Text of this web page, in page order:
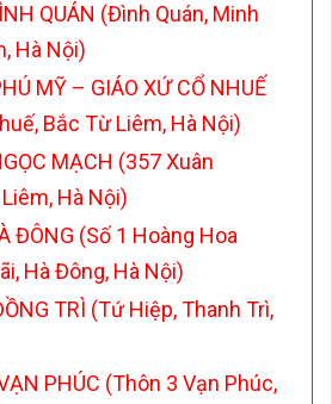
QUÁN (Đình Quán, Minh
Hà Nội)
MỸ – GIÁO XỨ CỔ NHUẾ
Bắc Từ Liêm, Hà Nội)
MẠCH (357 Xuân
Hà Nội)
ĐÔNG (Số 1 Hoàng Hoa
Hà Đông, Hà Nội)
TRÌ (Tứ Hiệp, Thanh Trì,
PHÚC (Thôn 3 Vạn Phúc,